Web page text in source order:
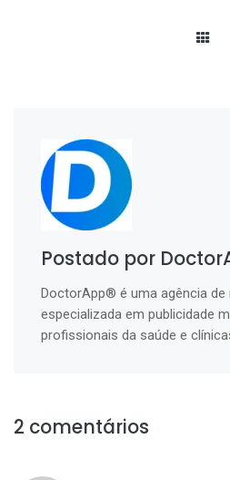
Postado por
DoctorApp® é uma agência de
especializada em publicidade
profissionais da saúde e
2 comentários